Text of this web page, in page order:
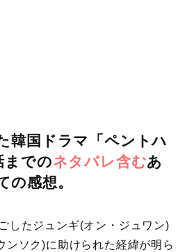
韓国ドラマ「ペントハ
までのネタバレ含むあ
の感想。
したジュンギ(オン・ジュワン)
ンソク)に助けられた経緯が明ら